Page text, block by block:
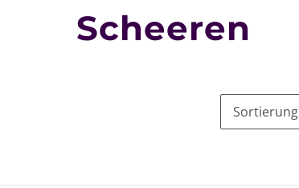
Scheeren
Sortierung